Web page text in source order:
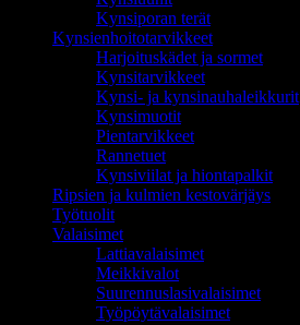
Kynsiporan terät
Kynsienhoitotarvikkeet
Harjoituskädet ja sormet
Kynsitarvikkeet
Kynsi- ja kynsinauhaleikkurit
Kynsimuotit
Pientarvikkeet
Rannetuet
Kynsiviilat ja hiontapalkit
Ripsien ja kulmien kestovärjäys
Työtuolit
Valaisimet
Lattiavalaisimet
Meikkivalot
Suurennuslasivalaisimet
Työpöytävalaisimet